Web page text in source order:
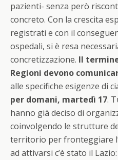
pazienti- senza però
concreto. Con la crescita
registrati e con il
ospedali, si è resa
concretizzazione. Il
Regioni devono
alle specifiche esigenze di
per domani, martedì 17.
hanno già deciso di
coinvolgendo le strutture
territorio per fronteggiare
ad attivarsi c’è stato il